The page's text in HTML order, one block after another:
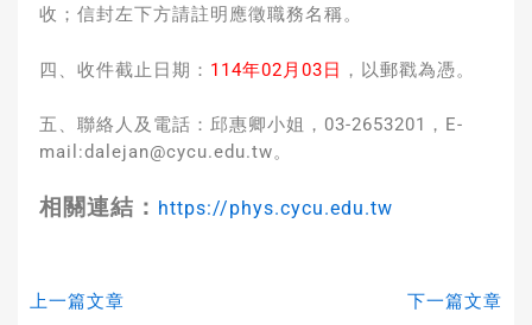
收；信封左下方請註明應徵職務名稱。
四、收件截止日期： 114年02月03日 ，以郵戳為憑。
五、聯絡人及電話：邱惠卿小姐，03-2653201，E-
mail:dalejan@cycu.edu.tw。
相關連結： https://phys.cycu.edu.tw
上一篇文章 下一篇文章